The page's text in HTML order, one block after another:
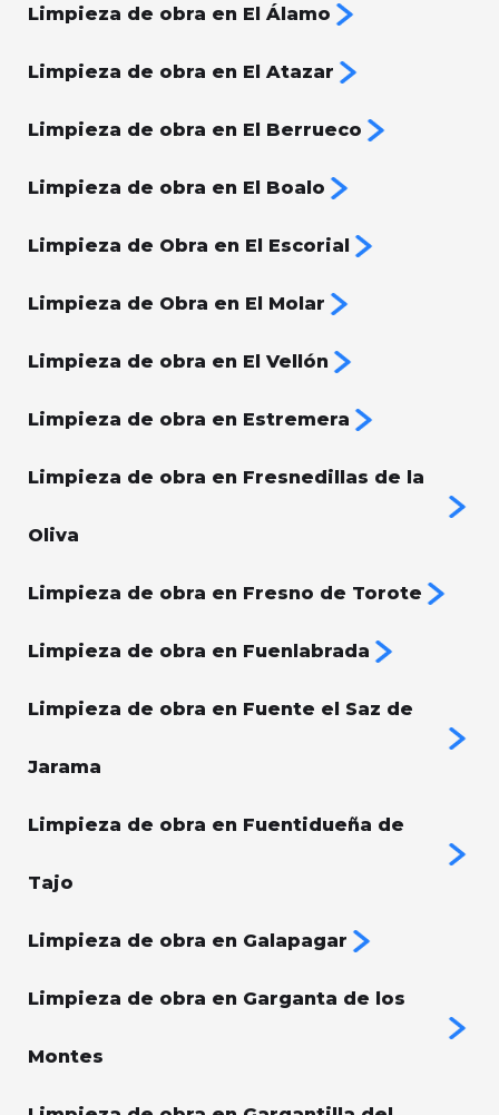
Limpieza de obra en El Álamo
Limpieza de obra en El Atazar
Limpieza de obra en El Berrueco
Limpieza de obra en El Boalo
Limpieza de Obra en El Escorial
Limpieza de Obra en El Molar
Limpieza de obra en El Vellón
Limpieza de obra en Estremera
Limpieza de obra en Fresnedillas de la
Oliva
Limpieza de obra en Fresno de Torote
Limpieza de obra en Fuenlabrada
Limpieza de obra en Fuente el Saz de
Jarama
Limpieza de obra en Fuentidueña de
Tajo
Limpieza de obra en Galapagar
Limpieza de obra en Garganta de los
Montes